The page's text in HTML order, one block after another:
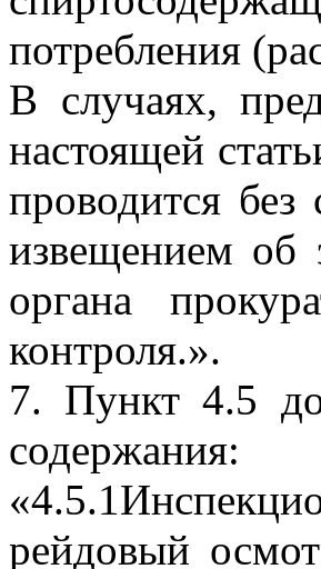
потребления
В случаях,
настоящей
проводится без
извещением об
органа
контроля.».
7. Пункт 4.5
содержания:
рейдовый